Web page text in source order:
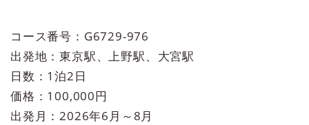
コース番号：G6729-976
出発地：東京駅、上野駅、大宮駅
日数：1泊2日
価格：100,000円
出発月：2026年6月～8月